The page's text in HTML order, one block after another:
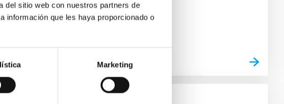
del sitio web con nuestros partners de
información que les haya proporcionado o
Marketing